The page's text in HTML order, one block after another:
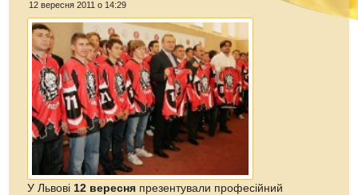
12 вересня 2011 о 14:29
У Львові 12 вересня презентували професійний